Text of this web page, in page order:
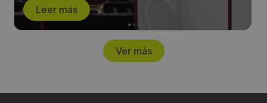
Leer más
Ver más